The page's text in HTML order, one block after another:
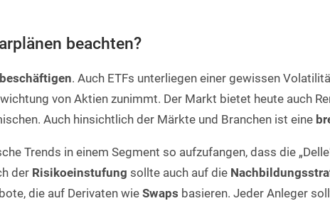
beachten?
. Auch ETFs unterliegen einer gewissen
von Aktien zunimmt. Der Markt bietet heute auch
Auch hinsichtlich der Märkte und Branchen ist eine
Trends in einem Segment so aufzufangen, dass die
der Risikoeinstufung sollte auch auf die
die auf Derivaten wie Swaps basieren. Jeder Anleger